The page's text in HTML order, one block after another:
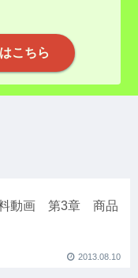
こちら
動画 第3章 商品
2013.08.10